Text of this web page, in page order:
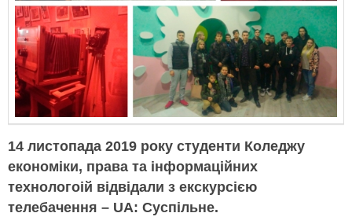
14 листопада 2019 року студенти Коледжу
економіки, права та інформаційних
технологоій відвідали з екскурсією
телебачення – UA: Суспільне.